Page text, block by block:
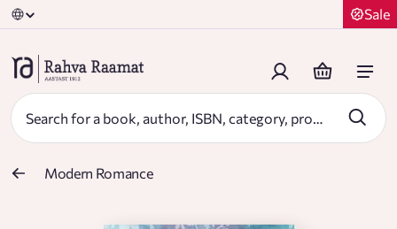
Sale
Modern Romance